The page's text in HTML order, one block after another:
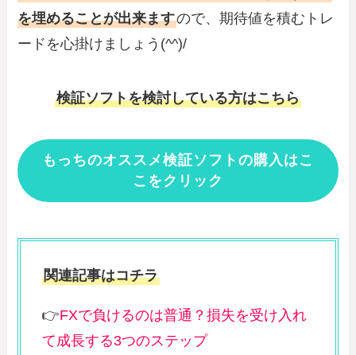
を埋めることが出来ますので、期待値を積むトレ
ードを心掛けましょう(^^)/
検証ソフトを検討している方はこちら
もっちのオススメ検証ソフトの購入はこ
こをクリック
関連記事はコチラ
👉FXで負けるのは普通？損失を受け入れ
て成長する3つのステップ